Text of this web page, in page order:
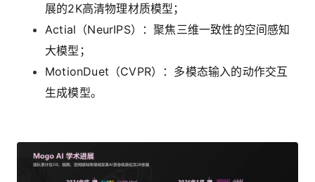
展的2K高清物理材质模型；
Actial （NeurIPS）：聚焦三维一致性的空间感知
大模型；
MotionDuet （CVPR）：多模态输入的动作交互
生成模型。